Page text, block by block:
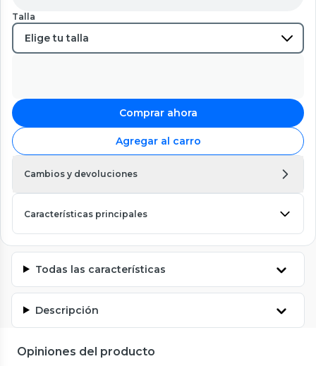
Talla
Comprar ahora
Agregar al carro
Cambios y devoluciones
Características principales
Todas las características
Descripción
Opiniones del producto